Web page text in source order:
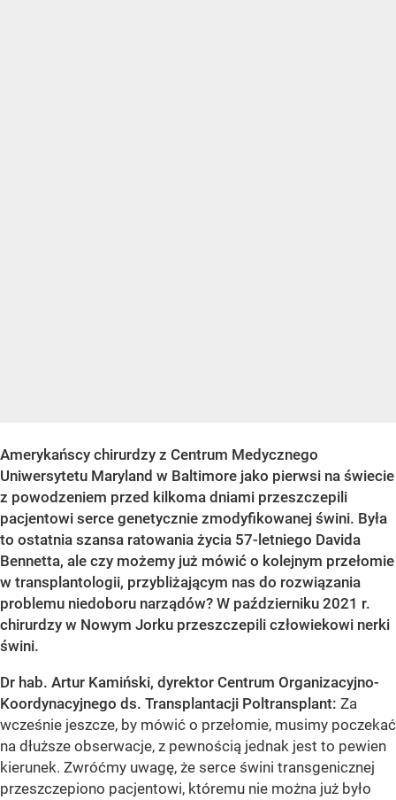
Amerykańscy chirurdzy z Centrum Medycznego
Uniwersytetu Maryland w Baltimore jako pierwsi na świecie
z powodzeniem przed kilkoma dniami przeszczepili
pacjentowi serce genetycznie zmodyfikowanej świni. Była
to ostatnia szansa ratowania życia 57-letniego Davida
Bennetta, ale czy możemy już mówić o kolejnym przełomie
w transplantologii, przybliżającym nas do rozwiązania
problemu niedoboru narządów? W październiku 2021 r.
chirurdzy w Nowym Jorku przeszczepili człowiekowi nerki
świni.
Dr hab. Artur Kamiński, dyrektor Centrum Organizacyjno-
Koordynacyjnego ds. Transplantacji Poltransplant: Za
wcześnie jeszcze, by mówić o przełomie, musimy poczekać
na dłuższe obserwacje, z pewnością jednak jest to pewien
kierunek. Zwróćmy uwagę, że serce świni transgenicznej
przeszczepiono pacjentowi, któremu nie można już było